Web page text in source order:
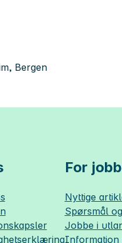
Bergen
For
Nyttige
Spørsmål
Jobbe i
Information